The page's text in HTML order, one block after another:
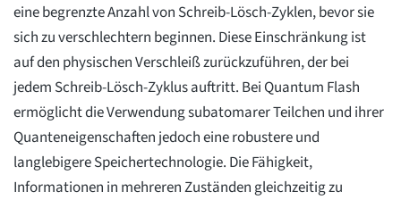
eine begrenzte Anzahl von Schreib-Lösch-Zyklen, bevor sie
sich zu verschlechtern beginnen. Diese Einschränkung ist
auf den physischen Verschleiß zurückzuführen, der bei
jedem Schreib-Lösch-Zyklus auftritt. Bei Quantum Flash
ermöglicht die Verwendung subatomarer Teilchen und ihrer
Quanteneigenschaften jedoch eine robustere und
langlebigere Speichertechnologie. Die Fähigkeit,
Informationen in mehreren Zuständen gleichzeitig zu